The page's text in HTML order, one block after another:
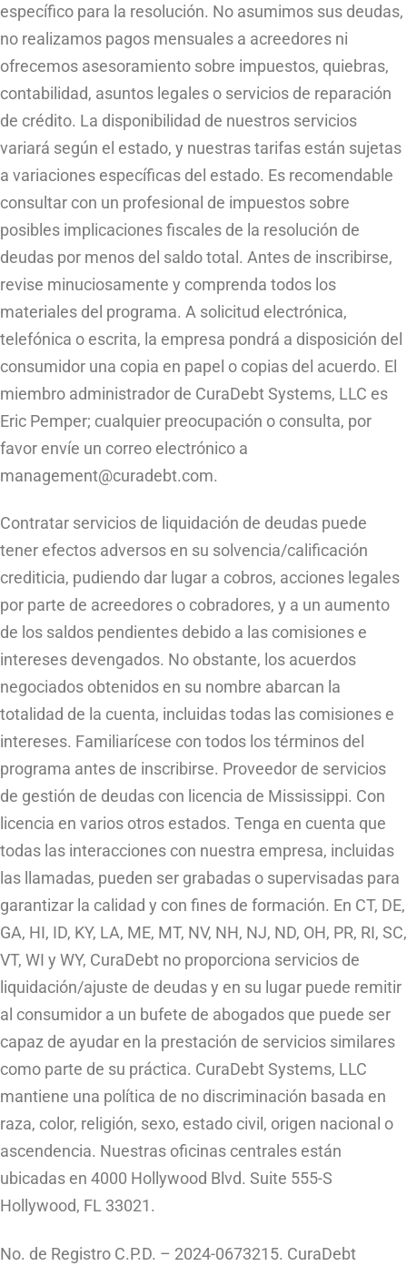
específico para la resolución. No asumimos sus deudas,
no realizamos pagos mensuales a acreedores ni
ofrecemos asesoramiento sobre impuestos, quiebras,
contabilidad, asuntos legales o servicios de reparación
de crédito. La disponibilidad de nuestros servicios
variará según el estado, y nuestras tarifas están sujetas
a variaciones específicas del estado. Es recomendable
consultar con un profesional de impuestos sobre
posibles implicaciones fiscales de la resolución de
deudas por menos del saldo total. Antes de inscribirse,
revise minuciosamente y comprenda todos los
materiales del programa. A solicitud electrónica,
telefónica o escrita, la empresa pondrá a disposición del
consumidor una copia en papel o copias del acuerdo. El
miembro administrador de CuraDebt Systems, LLC es
Eric Pemper; cualquier preocupación o consulta, por
favor envíe un correo electrónico a
management@curadebt.com.
Contratar servicios de liquidación de deudas puede
tener efectos adversos en su solvencia/calificación
crediticia, pudiendo dar lugar a cobros, acciones legales
por parte de acreedores o cobradores, y a un aumento
de los saldos pendientes debido a las comisiones e
intereses devengados. No obstante, los acuerdos
negociados obtenidos en su nombre abarcan la
totalidad de la cuenta, incluidas todas las comisiones e
intereses. Familiarícese con todos los términos del
programa antes de inscribirse. Proveedor de servicios
de gestión de deudas con licencia de Mississippi. Con
licencia en varios otros estados. Tenga en cuenta que
todas las interacciones con nuestra empresa, incluidas
las llamadas, pueden ser grabadas o supervisadas para
garantizar la calidad y con fines de formación. En CT, DE,
GA, HI, ID, KY, LA, ME, MT, NV, NH, NJ, ND, OH, PR, RI, SC,
VT, WI y WY, CuraDebt no proporciona servicios de
liquidación/ajuste de deudas y en su lugar puede remitir
al consumidor a un bufete de abogados que puede ser
capaz de ayudar en la prestación de servicios similares
como parte de su práctica. CuraDebt Systems, LLC
mantiene una política de no discriminación basada en
raza, color, religión, sexo, estado civil, origen nacional o
ascendencia. Nuestras oficinas centrales están
ubicadas en 4000 Hollywood Blvd. Suite 555-S
Hollywood, FL 33021.
No. de Registro C.P.D. – 2024-0673215. CuraDebt